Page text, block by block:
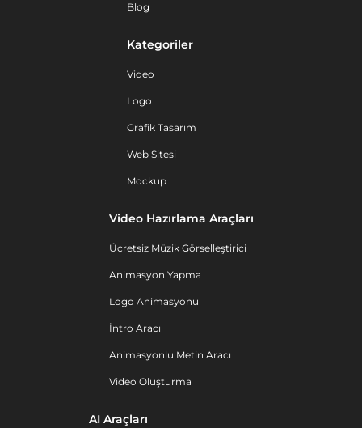
Blog
Kategoriler
Video
Logo
Grafik Tasarım
Web Sitesi
Mockup
Video Hazırlama Araçları
Ücretsiz Müzik Görselleştirici
Animasyon Yapma
Logo Animasyonu
İntro Aracı
Animasyonlu Metin Aracı
Video Oluşturma
AI Araçları